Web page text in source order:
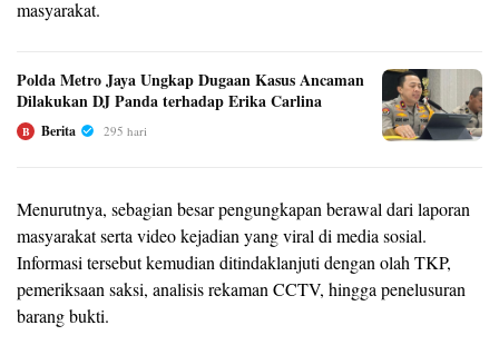
masyarakat.
Polda Metro Jaya Ungkap Dugaan Kasus Ancaman
Dilakukan DJ Panda terhadap Erika Carlina
B Berita 295 hari
Menurutnya, sebagian besar pengungkapan berawal dari laporan
masyarakat serta video kejadian yang viral di media sosial.
Informasi tersebut kemudian ditindaklanjuti dengan olah TKP,
pemeriksaan saksi, analisis rekaman CCTV, hingga penelusuran
barang bukti.